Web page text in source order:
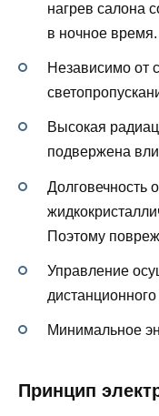
нагрев салона
в ночное время.
Независимо от
Высокая
подвержена
Долговечность
Поэтому
Управление
Минимальное
Принцип